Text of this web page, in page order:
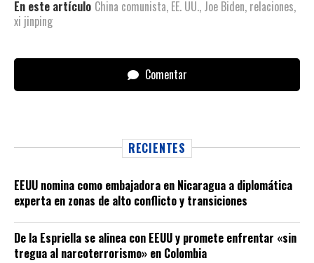
En este artículo China comunista, EE. UU., Joe Biden, relaciones,
xi jinping
Comentar
RECIENTES
EEUU nomina como embajadora en Nicaragua a diplomática
experta en zonas de alto conflicto y transiciones
De la Espriella se alinea con EEUU y promete enfrentar «sin
tregua al narcoterrorismo» en Colombia